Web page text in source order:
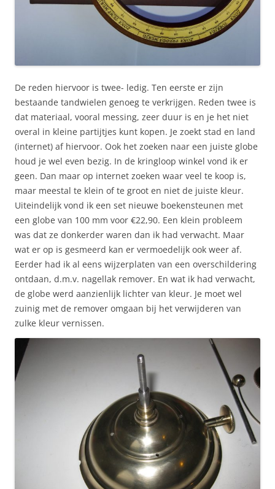
De reden hiervoor is twee- ledig. Ten eerste er zijn
bestaande tandwielen genoeg te verkrijgen. Reden twee is
dat materiaal, vooral messing, zeer duur is en je het niet
overal in kleine partijtjes kunt kopen. Je zoekt stad en land
(internet) af hiervoor. Ook het zoeken naar een juiste globe
houd je wel even bezig. In de kringloop winkel vond ik er
geen. Dan maar op internet zoeken waar veel te koop is,
maar meestal te klein of te groot en niet de juiste kleur.
Uiteindelijk vond ik een set nieuwe boekensteunen met
een globe van 100 mm voor €22,90. Een klein probleem
was dat ze donkerder waren dan ik had verwacht. Maar
wat er op is gesmeerd kan er vermoedelijk ook weer af.
Eerder had ik al eens wijzerplaten van een overschildering
ontdaan, d.m.v. nagellak remover. En wat ik had verwacht,
de globe werd aanzienlijk lichter van kleur. Je moet wel
zuinig met de remover omgaan bij het verwijderen van
zulke kleur vernissen.